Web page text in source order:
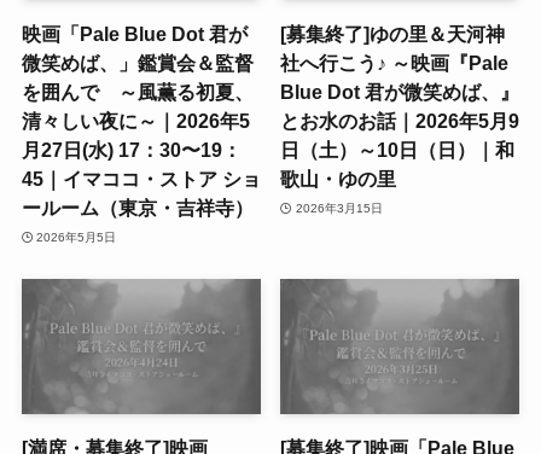
映画「Pale Blue Dot 君が
微笑めば、」鑑賞会＆監督
を囲んで ～風薫る初夏、
清々しい夜に～｜2026年5
月27日(水) 17：30〜19：
45｜イマココ・ストア ショ
ールーム（東京・吉祥寺）
2026年5月5日
[募集終了]ゆの里＆天河神
社へ行こう♪ ～映画『Pale
Blue Dot 君が微笑めば、』
とお水のお話｜2026年5月9
日（土）～10日（日）｜和
歌山・ゆの里
2026年3月15日
[満席・募集終了]映画
[募集終了]映画「Pale Blue